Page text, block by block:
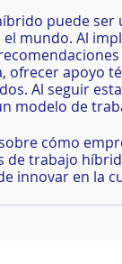
puede
el mundo. Al
ofrecer apoyo
Al seguir
modelo de
cómo
de trabajo
innovar en la